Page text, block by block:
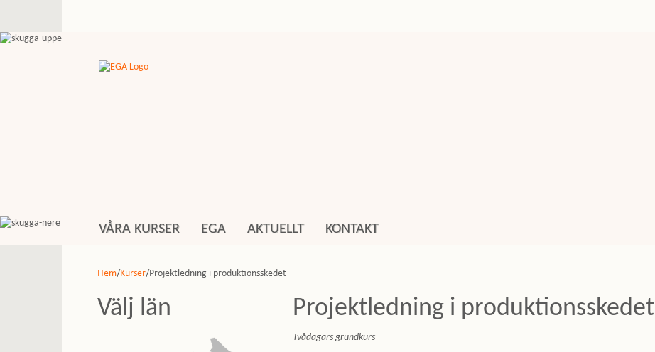
VÅRA KURSER EGA AKTUELLT KONTAKT
Hem/Kurser/Projektledning i produktionsskedet
Välj län Projektledning i produktionsskedet
Tvådagars grundkurs